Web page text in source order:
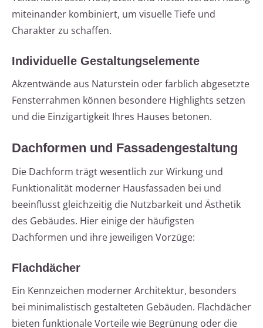
miteinander kombiniert, um visuelle Tiefe und
Charakter zu schaffen.
Individuelle Gestaltungselemente
Akzentwände aus Naturstein oder farblich abgesetzte
Fensterrahmen können besondere Highlights setzen
und die Einzigartigkeit Ihres Hauses betonen.
Dachformen und Fassadengestaltung
Die Dachform trägt wesentlich zur Wirkung und
Funktionalität moderner Hausfassaden bei und
beeinflusst gleichzeitig die Nutzbarkeit und Ästhetik
des Gebäudes. Hier einige der häufigsten
Dachformen und ihre jeweiligen Vorzüge:
Flachdächer
Ein Kennzeichen moderner Architektur, besonders
bei minimalistisch gestalteten Gebäuden. Flachdächer
bieten funktionale Vorteile wie Begrünung oder die